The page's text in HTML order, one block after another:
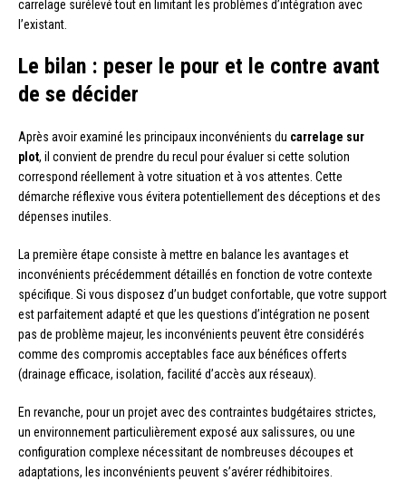
carrelage surélevé tout en limitant les problèmes d’intégration avec
l’existant.
Le bilan : peser le pour et le contre avant
de se décider
Après avoir examiné les principaux inconvénients du carrelage sur
plot, il convient de prendre du recul pour évaluer si cette solution
correspond réellement à votre situation et à vos attentes. Cette
démarche réflexive vous évitera potentiellement des déceptions et des
dépenses inutiles.
La première étape consiste à mettre en balance les avantages et
inconvénients précédemment détaillés en fonction de votre contexte
spécifique. Si vous disposez d’un budget confortable, que votre support
est parfaitement adapté et que les questions d’intégration ne posent
pas de problème majeur, les inconvénients peuvent être considérés
comme des compromis acceptables face aux bénéfices offerts
(drainage efficace, isolation, facilité d’accès aux réseaux).
En revanche, pour un projet avec des contraintes budgétaires strictes,
un environnement particulièrement exposé aux salissures, ou une
configuration complexe nécessitant de nombreuses découpes et
adaptations, les inconvénients peuvent s’avérer rédhibitoires.